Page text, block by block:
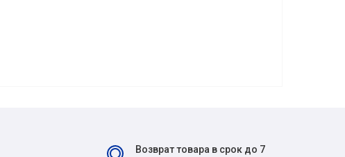
Возврат товара в срок до 7